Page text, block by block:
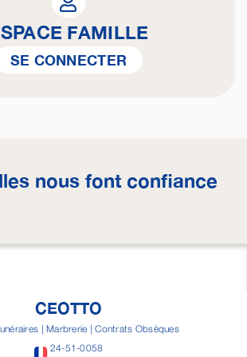
FAMILLE
SE CONNECTER
nous font confiance
CEOTTO
| Marbrerie | Contrats Obsèques
24-51-0058